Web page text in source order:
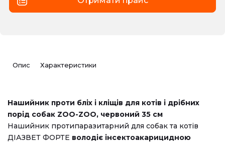
Опис Характеристики
Нашийник проти бліх і кліщів для котів і дрібних
порід собак ZOO-ZOO, червоний 35 см
Нашийник протипаразитарний для собак та котів
ДІАЗВЕТ ФОРТЕ володіє інсектоакарицидною